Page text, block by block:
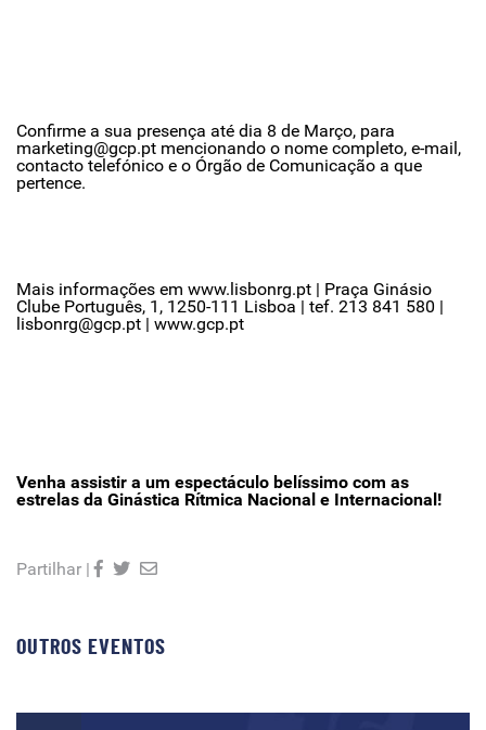
Confirme a sua presença até dia 8 de Março, para
marketing@gcp.pt mencionando o nome completo, e-mail,
contacto telefónico e o Órgão de Comunicação a que
pertence.
Mais informações em www.lisbonrg.pt | Praça Ginásio
Clube Português, 1, 1250-111 Lisboa | tef. 213 841 580 |
lisbonrg@gcp.pt | www.gcp.pt
Venha assistir a um espectáculo belíssimo com as
estrelas da Ginástica Rítmica Nacional e Internacional!
Partilhar |
OUTROS EVENTOS